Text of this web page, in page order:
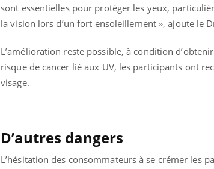
sont essentielles pour protéger les yeux,
la vision lors d’un fort ensoleillement », ajoute le
L’amélioration reste possible, à condition
risque de cancer lié aux UV, les participants ont
visage.
D’autres dangers
L’hésitation des consommateurs à se crémer les